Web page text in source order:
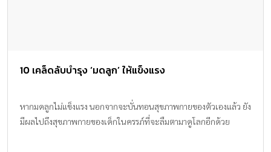
10 เคล็ดลับบำรุง ‘มดลูก’ ให้แข็งแรง
หากมดลูกไม่แข็งแรง นอกจากจะบั่นทอนสุขภาพกายของตัวเองแล้ว ยัง
มีผลไปถึงสุขภาพกายของเด็กในครรภ์ที่จะลืมตามาดูโลกอีกด้วย